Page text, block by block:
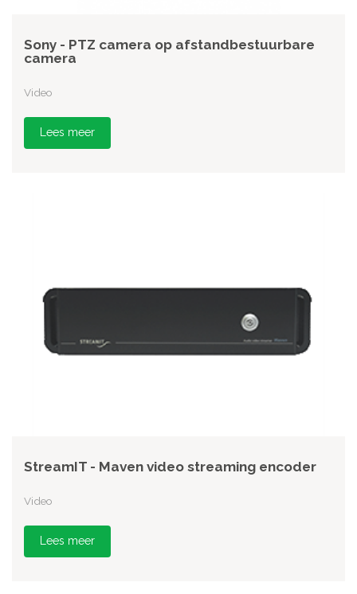
Sony - PTZ camera op afstandbestuurbare
camera
Video
Lees meer
StreamIT - Maven video streaming encoder
Video
Lees meer